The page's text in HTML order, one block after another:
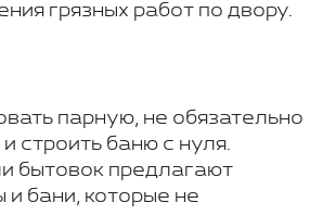
грязных работ по двору.
парную, не обязательно
строить баню с нуля.
бытовок предлагают
и бани, которые не